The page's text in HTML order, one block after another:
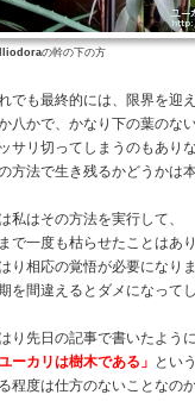
の幹の下の方
でも最終的には、限界を迎
八かで、かなり下の葉のな
サリ切ってしまうのもあり
方法で生き残るかどうかは
私はその方法を実行して、
で一度も枯らせたことはあ
り相応の覚悟が必要になり
を間違えるとダメになって
り先日の記事で書いたよう
ユーカリは樹木である」 とい
程度は仕方のないことなの